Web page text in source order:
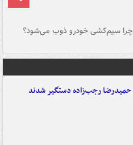
چرا سیم‌کشی خودرو ذوب می‌شود؟